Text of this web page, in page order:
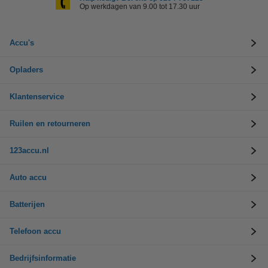
Op werkdagen van 9.00 tot 17.30 uur
Accu's
Opladers
Klantenservice
Ruilen en retourneren
123accu.nl
Auto accu
Batterijen
Telefoon accu
Bedrijfsinformatie